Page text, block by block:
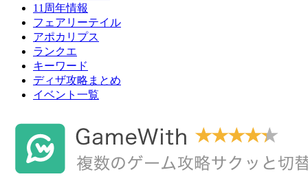
11周年情報
フェアリーテイル
アポカリプス
ランクエ
キーワード
ディザ攻略まとめ
イベント一覧